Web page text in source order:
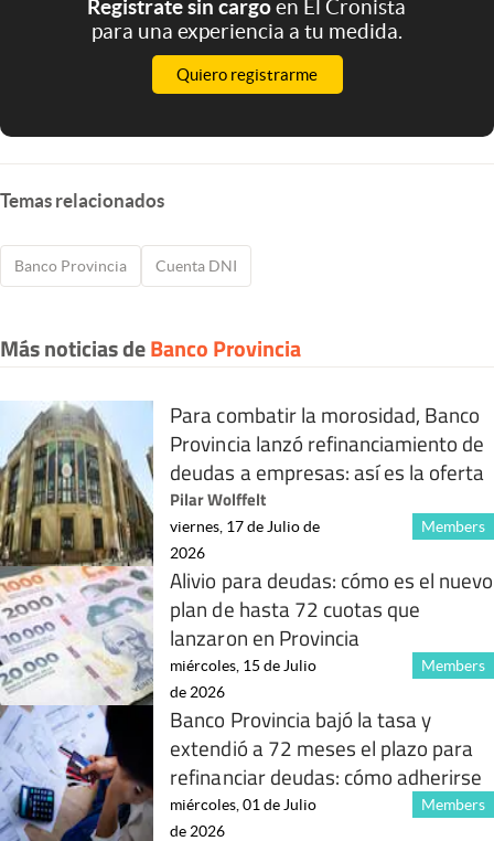
Registrate sin cargoen El Cronista
para una experiencia a tu medida.
Quiero registrarme
Temas relacionados
Banco Provincia Cuenta DNI
Más noticias deBanco Provincia
Para combatir la morosidad, Banco
Provincia lanzó refinanciamiento de
deudas a empresas: así es la oferta
Pilar Wolffelt
Members
viernes, 17 de Julio de
2026
Alivio para deudas: cómo es el nuevo
plan de hasta 72 cuotas que
lanzaron en Provincia
Members
miércoles, 15 de Julio
de 2026
Banco Provincia bajó la tasa y
extendió a 72 meses el plazo para
refinanciar deudas: cómo adherirse
Members
miércoles, 01 de Julio
de 2026